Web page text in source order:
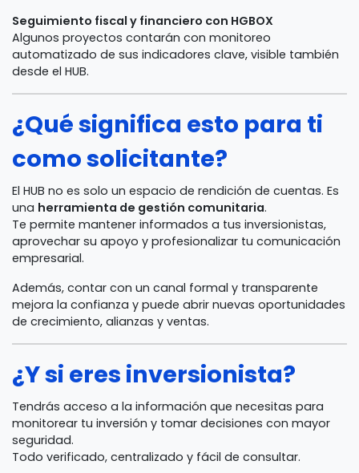
Seguimiento fiscal y financiero con HGBOX
Algunos proyectos contarán con monitoreo
automatizado de sus indicadores clave, visible también
desde el HUB.
¿Qué significa esto para ti
como solicitante?
El HUB no es solo un espacio de rendición de cuentas. Es
una herramienta de gestión comunitaria.
Te permite mantener informados a tus inversionistas,
aprovechar su apoyo y profesionalizar tu comunicación
empresarial.
Además, contar con un canal formal y transparente
mejora la confianza y puede abrir nuevas oportunidades
de crecimiento, alianzas y ventas.
¿Y si eres inversionista?
Tendrás acceso a la información que necesitas para
monitorear tu inversión y tomar decisiones con mayor
seguridad.
Todo verificado, centralizado y fácil de consultar.